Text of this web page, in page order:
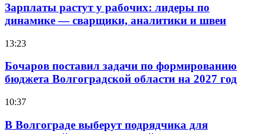
Зарплаты растут у рабочих: лидеры по
динамике — сварщики, аналитики и швеи
13:23
Бочаров поставил задачи по формированию
бюджета Волгоградской области на 2027 год
10:37
В Волгограде выберут подрядчика для